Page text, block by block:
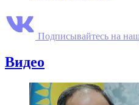
Подписывайтесь на
Видео